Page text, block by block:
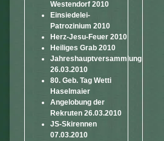
Westendorf 2010
Einsiedelei-
Patrozinium 2010
Herz-Jesu-Feuer 2010
Heiliges Grab 2010
Jahreshauptversammlung
26.03.2010
80. Geb. Tag Wetti
Haselmaier
Angelobung der
Rekruten 26.03.2010
JS-Skirennen
07.03.2010